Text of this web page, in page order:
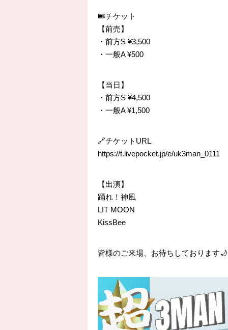
🎟️チケット
【前売】
・前方S ¥3,500
・一般A ¥500
【当日】
・前方S ¥4,500
・一般A ¥1,500
🔗チケットURL
https://t.livepocket.jp/e/uk3man_0111
【出演】
踊れ！神風
LIT MOON
KissBee
皆様のご来場、お待ちしております